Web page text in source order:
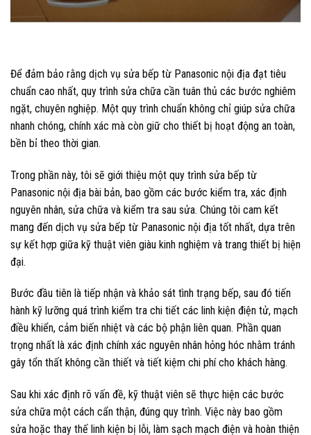
Để đảm bảo rằng dịch vụ sửa bếp từ Panasonic nội địa đạt tiêu
chuẩn cao nhất, quy trình sửa chữa cần tuân thủ các bước nghiêm
ngặt, chuyên nghiệp. Một quy trình chuẩn không chỉ giúp sửa chữa
nhanh chóng, chính xác mà còn giữ cho thiết bị hoạt động an toàn,
bền bỉ theo thời gian.
Trong phần này, tôi sẽ giới thiệu một quy trình sửa bếp từ
Panasonic nội địa bài bản, bao gồm các bước kiểm tra, xác định
nguyên nhân, sửa chữa và kiểm tra sau sửa. Chúng tôi cam kết
mang đến dịch vụ sửa bếp từ Panasonic nội địa tốt nhất, dựa trên
sự kết hợp giữa kỹ thuật viên giàu kinh nghiệm và trang thiết bị hiện
đại.
Bước đầu tiên là tiếp nhận và khảo sát tình trạng bếp, sau đó tiến
hành kỹ lưỡng quá trình kiểm tra chi tiết các linh kiện điện tử, mạch
điều khiển, cảm biến nhiệt và các bộ phận liên quan. Phần quan
trọng nhất là xác định chính xác nguyên nhân hỏng hóc nhằm tránh
gây tổn thất không cần thiết và tiết kiệm chi phí cho khách hàng.
Sau khi xác định rõ vấn đề, kỹ thuật viên sẽ thực hiện các bước
sửa chữa một cách cẩn thận, đúng quy trình. Việc này bao gồm
sửa hoặc thay thế linh kiện bị lỗi, làm sạch mạch điện và hoàn thiện